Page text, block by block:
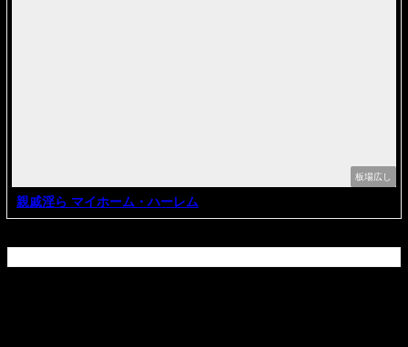
板場広し
親戚淫ら マイホーム・ハーレム